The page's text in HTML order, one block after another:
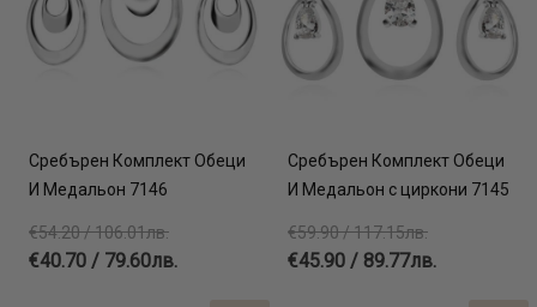
Сребърен Комплект Обеци
И Медальон 7146
€54.20 / 106.01лв.
€40.70 / 79.60лв.
Сребърен Комплект Обеци
И Медальон с циркони 7145
€59.90 / 117.15лв.
€45.90 / 89.77лв.